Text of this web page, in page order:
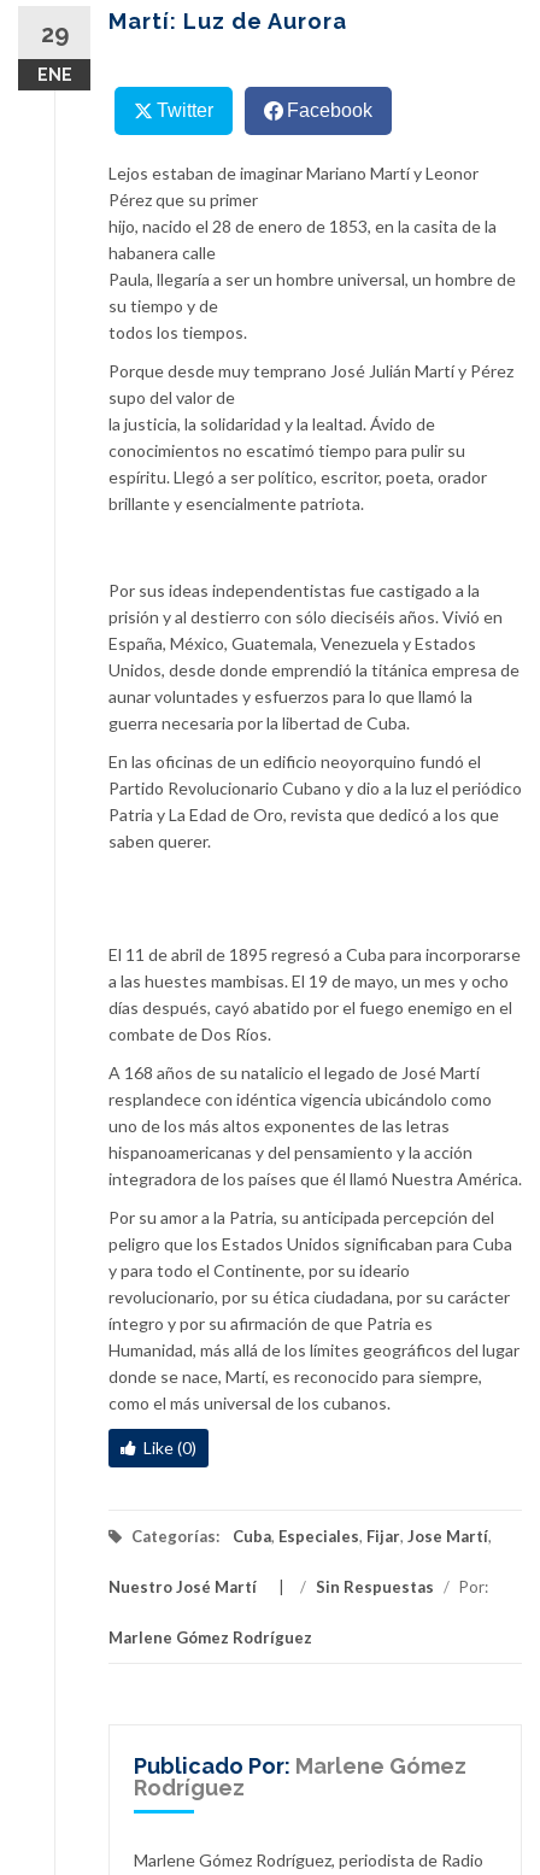
29
ENE
Martí: Luz de Aurora
Twitter Facebook
Lejos estaban de imaginar Mariano Martí y Leonor
Pérez que su primer
hijo, nacido el 28 de enero de 1853, en la casita de la
habanera calle
Paula, llegaría a ser un hombre universal, un hombre de
su tiempo y de
todos los tiempos.
Porque desde muy temprano José Julián Martí y Pérez
supo del valor de
la justicia, la solidaridad y la lealtad. Ávido de
conocimientos no escatimó tiempo para pulir su
espíritu. Llegó a ser político, escritor, poeta, orador
brillante y esencialmente patriota.
Por sus ideas independentistas fue castigado a la
prisión y al destierro con sólo dieciséis años. Vivió en
España, México, Guatemala, Venezuela y Estados
Unidos, desde donde emprendió la titánica empresa de
aunar voluntades y esfuerzos para lo que llamó la
guerra necesaria por la libertad de Cuba.
En las oficinas de un edificio neoyorquino fundó el
Partido Revolucionario Cubano y dio a la luz el periódico
Patria y La Edad de Oro, revista que dedicó a los que
saben querer.
El 11 de abril de 1895 regresó a Cuba para incorporarse
a las huestes mambisas. El 19 de mayo, un mes y ocho
días después, cayó abatido por el fuego enemigo en el
combate de Dos Ríos.
A 168 años de su natalicio el legado de José Martí
resplandece con idéntica vigencia ubicándolo como
uno de los más altos exponentes de las letras
hispanoamericanas y del pensamiento y la acción
integradora de los países que él llamó Nuestra América.
Por su amor a la Patria, su anticipada percepción del
peligro que los Estados Unidos significaban para Cuba
y para todo el Continente, por su ideario
revolucionario, por su ética ciudadana, por su carácter
íntegro y por su afirmación de que Patria es
Humanidad, más allá de los límites geográficos del lugar
donde se nace, Martí, es reconocido para siempre,
como el más universal de los cubanos.
Like (0)
Categorías: Cuba, Especiales, Fijar, Jose Martí,
Nuestro José Martí / Sin Respuestas / Por:
Marlene Gómez Rodríguez
Publicado Por: Marlene Gómez
Rodríguez
Marlene Gómez Rodríguez, periodista de Radio